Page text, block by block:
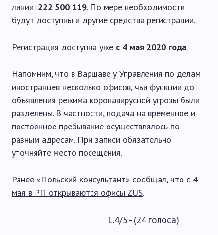
линии: 222 500 119. По мере необходимости
будут доступны и другие средства регистрации.
Регистрация доступна уже с 4 мая 2020 года.
Напомним, что в Варшаве у Управления по делам
иностранцев несколько офисов, чьи функции до
объявления режима коронавирусной угрозы были
разделены. В частности, подача на временное и
постоянное пребывание осуществлялось по
разным адресам. При записи обязательно
уточняйте место посещения.
Ранее «Польский консультант» сообщал, что с 4
мая в РП открываются офисы ZUS.
1.4/5 - (24 голоса)